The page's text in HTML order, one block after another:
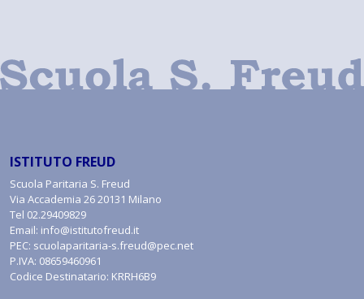
ISTITUTO FREUD
Scuola Paritaria S. Freud
Via Accademia 26 20131 Milano
Tel 02.29409829
Email: info@istitutofreud.it
PEC: scuolaparitaria-s.freud@pec.net
P.IVA: 08659460961
Codice Destinatario: KRRH6B9